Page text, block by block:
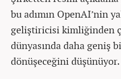
bu adımın OpenAI’nin
geliştiricisi kimliğinden
dünyasında daha geniş
dönüşeceğini düşünüyor.